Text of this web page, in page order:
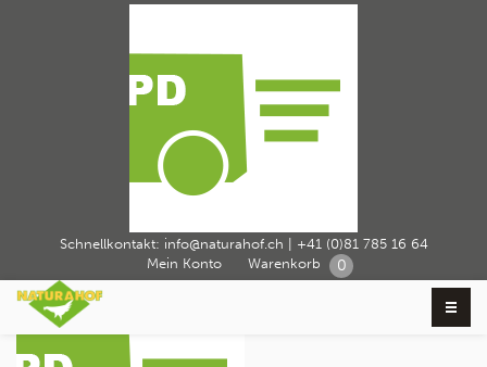
Schnellkontakt: info@naturahof.ch
+41 (0)81 785 16 64
Mein Konto
Warenkorb 0
Icon_DPD
› Über Naturahof › Icon_DPD